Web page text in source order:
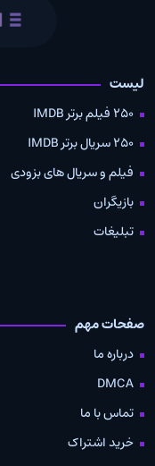
لیست
250 فیلم برتر IMDB
250 سریال برتر IMDB
فیلم و سریال های بزودی
بازیگران
تبلیغات
صفحات مهم
درباره ما
DMCA
تماس با ما
خرید اشتراک